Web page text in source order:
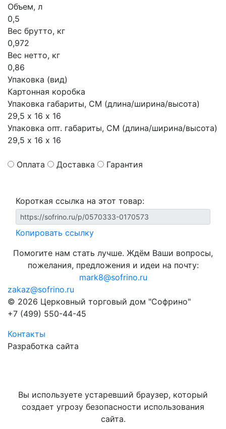
Объем, л
0,5
Вес брутто, кг
0,972
Вес нетто, кг
0,86
Упаковка (вид)
Картонная коробка
Упаковка габариты, СМ (длина/ширина/высота)
29,5 х 16 х 16
Упаковка опт. габариты, СМ (длина/ширина/высота)
29,5 х 16 х 16
Оплата Доставка Гарантия
Короткая ссылка на этот товар:
Копировать ссылку
Помогите нам стать лучше. Ждём Ваши вопросы,
пожелания, предложения и идеи на почту:
mark8@sofrino.ru
zakaz@sofrino.ru
© 2026 Церковный торговый дом "Софрино"
+7 (499) 550-44-45
Контакты
Разработка сайта
Вы используете устаревший браузер, который
создает угрозу безопасности использования
сайта.